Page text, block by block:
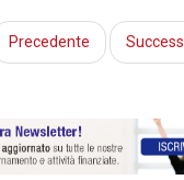
Precedente